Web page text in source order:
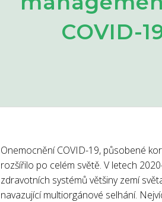
COVID-
Onemocnění COVID-19, působené
rozšířilo po celém světě. V letech
zdravotních systémů většiny zemí
navazující multiorgánové selhání.